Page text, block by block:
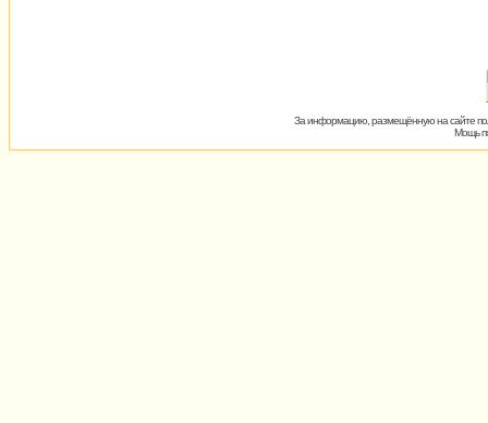
За информацию, размещённую на сайте
Мощь